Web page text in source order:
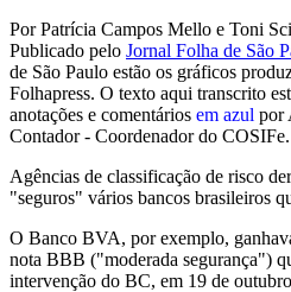
Por Patrícia Campos Mello e Toni
Publicado pelo Jornal Folha de São
de São Paulo estão os gráficos
Folhapress. O texto aqui transcrito
anotações e comentários em azul por
Contador - Coordenador do COSIFe.
Agências de classificação de risco
"seguros" vários bancos brasileiros
O Banco BVA, por exemplo,
nota BBB ("moderada segurança")
intervenção do BC, em 19 de